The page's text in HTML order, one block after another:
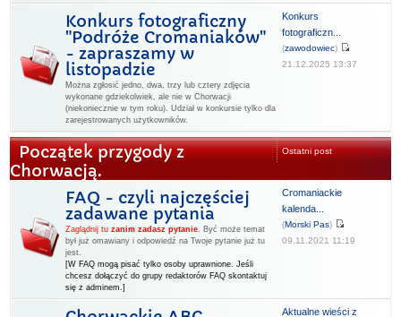
Konkurs fotograficzny
"Podróże Cromaniaków"
- zapraszamy w
listopadzie
Można zgłosić jedno, dwa, trzy lub cztery zdjęcia
wykonane gdziekolwiek, ale nie w Chorwacji
(niekoniecznie w tym roku). Udział w konkursie tylko dla
zarejestrowanych użytkowników.
Konkurs
fotograficzn...
(zawodowiec)
21.12.2025 13:37
Początek przygody z
Chorwacją.
Ostatni post
FAQ - czyli najczęściej
zadawane pytania
Zaglądnij tu zanim zadasz pytanie. Być może temat
był już omawiany i odpowiedź na Twoje pytanie już tu
jest.
[W FAQ mogą pisać tylko osoby uprawnione. Jeśli
chcesz dołączyć do grupy redaktorów FAQ skontaktuj
się z adminem.]
Cromaniackie
kalenda...
(Morski Pas)
09.11.2021 11:19
Aktualne wieści z